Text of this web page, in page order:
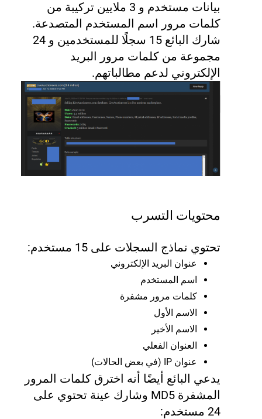
بيانات مستخدم و 3 ملايين تركيبة من
كلمات مرور اسم المستخدم المتصدعة.
شارك البائع 15 سجلًا للمستخدمين و 24
مجموعة من كلمات مرور البريد
الإلكتروني لدعم مطالباتهم.
محتويات التسرب
تحتوي نماذج السجلات على 15 مستخدم:
عنوان البريد الإلكتروني
اسم المستخدم
كلمات مرور مشفرة
الاسم الأول
الاسم الأخير
العنوان الفعلي
عنوان IP (في بعض الحالات)
يدعي البائع أيضًا أنه اخترق كلمات المرور
المشفرة MD5 وشارك عينة تحتوي على
24 مستخدم: